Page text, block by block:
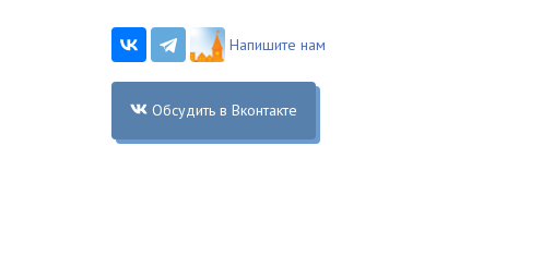
Напишите нам
Обсудить в Вконтакте